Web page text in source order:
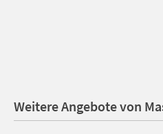
Weitere Angebote von